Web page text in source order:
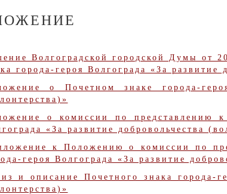
Волгоградской городской Думы от
города-героя Волгограда «За развитие
о Почетном знаке города-
о комиссии по представлению
«За развитие добровольчества
к Положению о комиссии по
героя Волгограда «За развитие
и описание Почетного знака города-